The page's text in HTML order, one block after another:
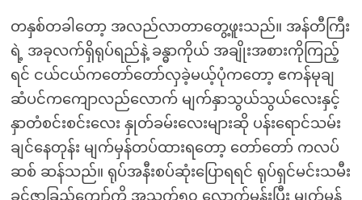
တနှစ်တခါတော့ အလည်လာတာတွေ့ဖူးသည်။ အန်တီကြီး
ရဲ့ အခုလက်ရှိရုပ်ရည်နဲ့ ခန္ဓာကိုယ် အချိုးအစားကိုကြည့်
ရင် ငယ်ငယ်ကတော်တော်လှခဲ့မယ့်ပုံကတော့ ဧကန်မုချ
ဆံပင်ကကျောလည်လောက် မျက်နှာသွယ်သွယ်လေးနှင့်
နှာတံစင်းစင်းလေး နှုတ်ခမ်းလေးများဆို ပန်းရောင်သမ်း
ချင်နေတုန်း မျက်မှန်တပ်ထားရတော့ တော်တော် ကလပ်
ဆစ် ဆန်သည်။ ရုပ်အနီးစပ်ဆုံးပြောရရင် ရုပ်ရှင်မင်းသမီး
ခင်ဇာခြည်ကျော်ကို အသက်၅၀ လောက်မှန်းပြီး မျက်မှန်